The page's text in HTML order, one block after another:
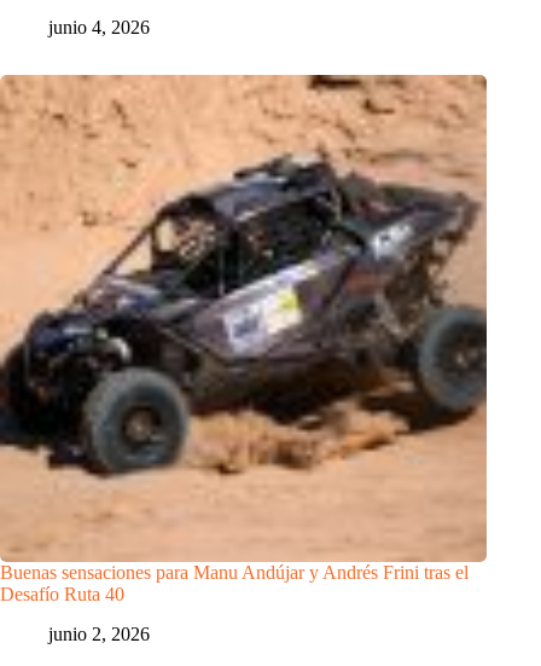
junio 4, 2026
Buenas sensaciones para Manu Andújar y Andrés Frini tras el
Desafío Ruta 40
junio 2, 2026